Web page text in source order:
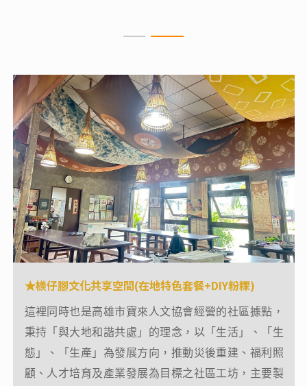
★檨仔腳文化共享空間(在地特色套餐+DIY粉粿)
位於六龜區寶來里、南橫公路旁，「檨仔腳」意為台
語的「芒果樹下」，這座文化共享空間是由寶來居民
胼手胝足改造舊倉庫，取材溪石、漂流木、稻殼、稻
草等自然原料，運用傳統工法砌造而成。
★檨仔腳文化共享空間(在地特色套餐+DIY粉粿)
這裡同時也是高雄市寶來人文協會經營的社區據點，
秉持「與大地和諧共處」的理念，以「生活」、「生
態」、「生產」為發展方向，推動災後重建、福利照
顧、人才培育及產業發展為目標之社區工坊，主要製